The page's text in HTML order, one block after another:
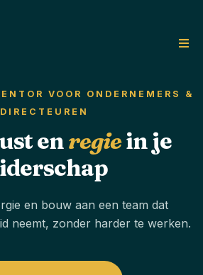
VOOR ONDERNEMERS &
DIRECTEUREN
enregiein je
en bouw aan een team dat
neemt, zonder harder te werken.